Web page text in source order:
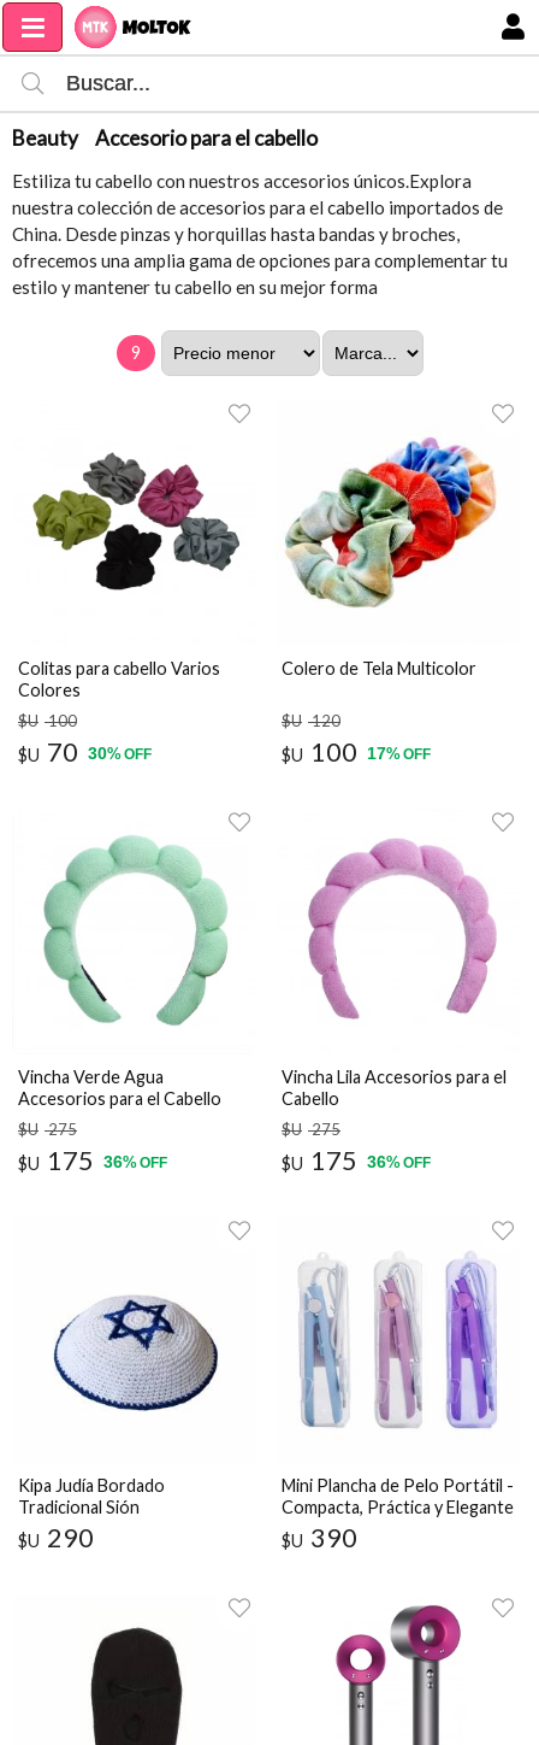
Beauty Accesorio para el cabello
Estiliza tu cabello con nuestros accesorios únicos.Explora
nuestra colección de accesorios para el cabello importados de
China. Desde pinzas y horquillas hasta bandas y broches,
ofrecemos una amplia gama de opciones para complementar tu
estilo y mantener tu cabello en su mejor forma
9
Colitas para cabello Varios
Colores
$U 100
$U 70 30%OFF
Colero de Tela Multicolor
$U 120
$U 100 17%OFF
Vincha Verde Agua
Accesorios para el Cabello
$U 275
$U 175 36%OFF
Vincha Lila Accesorios para el
Cabello
$U 275
$U 175 36%OFF
Kipa Judía Bordado
Tradicional Sión
$U 290
Mini Plancha de Pelo Portátil -
Compacta, Práctica y Elegante
$U 390